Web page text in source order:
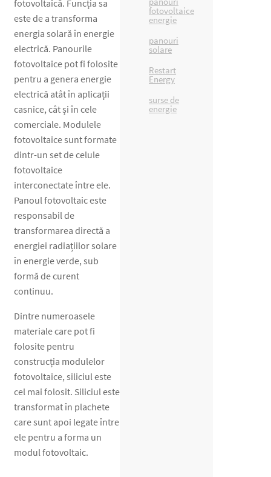
fotovoltaică. Funcția sa
este de a transforma
energia solară în energie
electrică. Panourile
fotovoltaice pot fi folosite
pentru a genera energie
electrică atât în ​​aplicații
casnice, cât și în cele
comerciale. Modulele
fotovoltaice sunt formate
dintr-un set de celule
fotovoltaice
interconectate între ele.
Panoul fotovoltaic este
responsabil de
transformarea directă a
energiei radiațiilor solare
în energie verde, sub
formă de curent
continuu.
Dintre numeroasele
materiale care pot fi
folosite pentru
construcția modulelor
fotovoltaice, siliciul este
cel mai folosit. Siliciul este
transformat în plachete
care sunt apoi legate între
ele pentru a forma un
modul fotovoltaic.
fotovoltaice
energie
panouri
solare
Restart
Energy
surse de
energie